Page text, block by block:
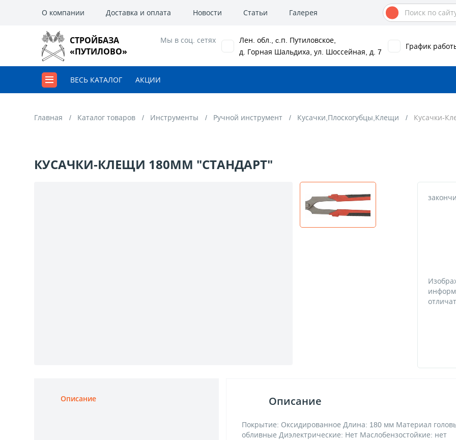
О компании Доставка и оплата Новости Статьи Галерея
СТРОЙБАЗА
«ПУТИЛОВО»
Мы в соц. сетях
Лен. обл., c.п. Путиловское,
д. Горная Шальдиха, ул. Шоссейная, д. 7
График
ВЕСЬ КАТАЛОГ АКЦИИ
Главная Каталог товаров Инструменты Ручной инструмент Кусачки,Плоскогубцы,Клещи Кусачки-
КУСАЧКИ-КЛЕЩИ 180ММ "СТАНДАРТ"
Описание Описание
Покрытие: Оксидированное Длина: 180 мм Материал
обливные Диэлектрические: Нет Маслобензостойкие: нет